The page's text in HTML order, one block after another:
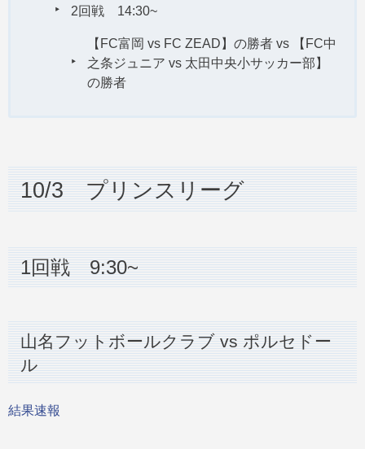
2回戦 14:30~
【FC富岡 vs FC ZEAD】の勝者 vs 【FC中
之条ジュニア vs 太田中央小サッカー部】
の勝者
10/3 プリンスリーグ
1回戦 9:30~
山名フットボールクラブ vs ポルセドー
ル
結果速報